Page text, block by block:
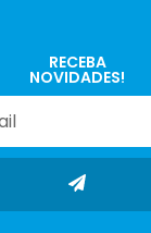
RECEBA
NOVIDADES!